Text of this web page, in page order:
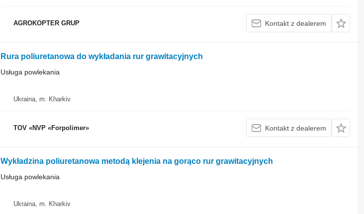
AGROKOPTER GRUP Kontakt z dealerem
Rura poliuretanowa do wykładania rur grawitacyjnych
Usługa powlekania
Ukraina, m. Kharkiv
TOV «NVP «Forpolimer» Kontakt z dealerem
Wykładzina poliuretanowa metodą klejenia na gorąco rur grawitacyjnych
Usługa powlekania
Ukraina, m. Kharkiv